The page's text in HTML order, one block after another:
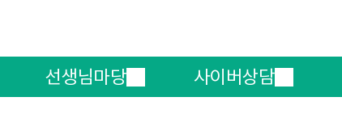
선생님마당 사이버상담